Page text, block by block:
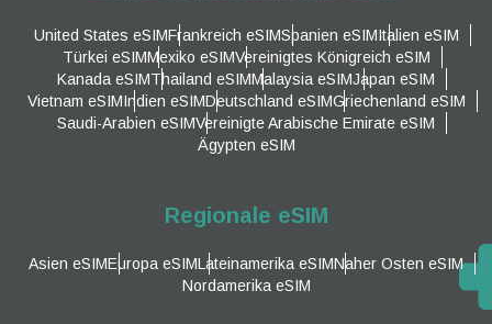
United States eSIMFrankreich eSIMSpanien eSIMItalien eSIM
Türkei eSIMMexiko eSIMVereinigtes Königreich eSIM
Kanada eSIMThailand eSIMMalaysia eSIMJapan eSIM
Vietnam eSIMIndien eSIMDeutschland eSIMGriechenland eSIM
Saudi-Arabien eSIMVereinigte Arabische Emirate eSIM
Ägypten eSIM
Regionale eSIM
Asien eSIMEuropa eSIMLateinamerika eSIMNaher Osten eSIM
Nordamerika eSIM